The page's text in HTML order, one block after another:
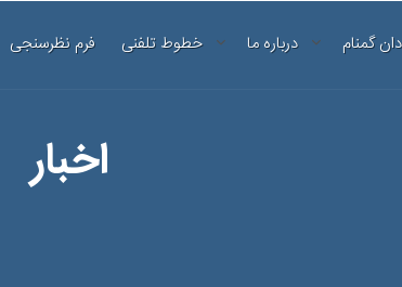
گمنام درباره ما خطوط تلفنی فرم نظرسنجی
اخبار